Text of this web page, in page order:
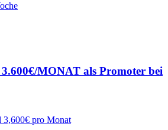
MONAT als Promoter bei
3,600€ pro Monat